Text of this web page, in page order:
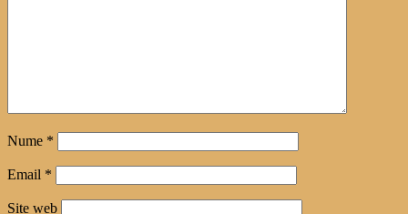
Nume *
Email *
Site web